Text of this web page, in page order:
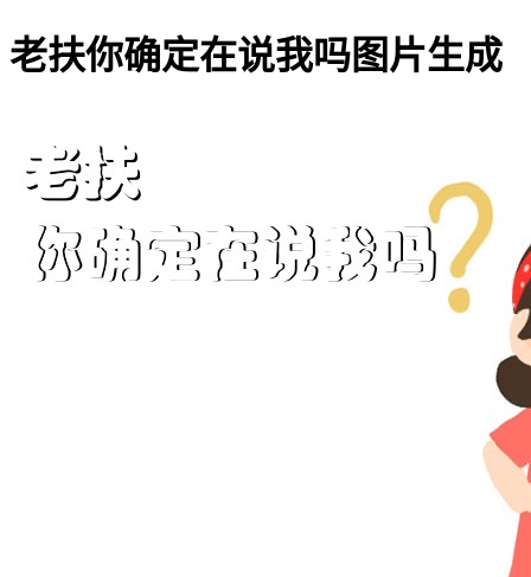
老扶你确定在说我吗图片生成